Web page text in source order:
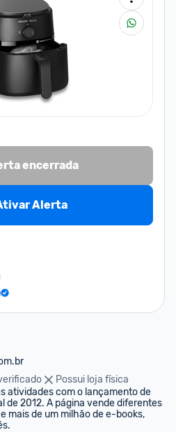
encerrada
Alerta
Possui loja física
atividades com o lançamento de
de 2012. A página vende diferentes
mais de um milhão de e-books,